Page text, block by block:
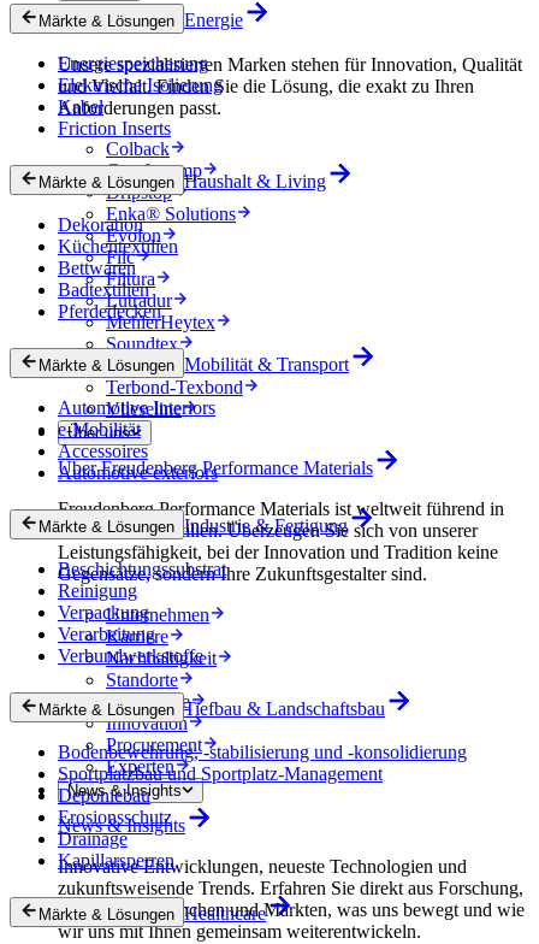
Marken
Unsere spezialisierten Marken stehen für Innovation, Qualität
und Vielfalt. Finden Sie die Lösung, die exakt zu Ihren
Anforderungen passt.
Colback
Comfortemp
Dripstop
Enka® Solutions
Evolon
Filc
Filtura
Lutradur
MehlerHeytex
Soundtex
Tacnera
Terbond-Texbond
Vlieseline
Über uns
Über Freudenberg Performance Materials
Freudenberg Performance Materials ist weltweit führend in
technischen Textilien. Überzeugen Sie sich von unserer
Leistungsfähigkeit, bei der Innovation und Tradition keine
Gegensätze, sondern Ihre Zukunftsgestalter sind.
Unternehmen
Karriere
Nachhaltigkeit
Standorte
Geschichte
Innovation
Procurement
Experten
News & Insights
News & Insights
Innovative Entwicklungen, neueste Technologien und
zukunftsweisende Trends. Erfahren Sie direkt aus Forschung,
Produktion, Branchen und Märkten, was uns bewegt und wie
wir uns mit Ihnen gemeinsam weiterentwickeln.
Märkte & Lösungen Energie
Energiespeicherung
Elektrische Isolierung
Kabel
Friction Inserts
Märkte & Lösungen Haushalt & Living
Dekoration
Küchentextilien
Bettwaren
Badtextilien
Pferdedecken
Märkte & Lösungen Mobilität & Transport
Automotive Interiors
e-Mobilität
Accessoires
Automotive exteriors
Märkte & Lösungen Industrie & Fertigung
Beschichtungssubstrat
Reinigung
Verpackung
Verarbeitung
Verbundwerkstoffe
Märkte & Lösungen Tiefbau & Landschaftsbau
Bodenbewehrung, -stabilisierung und -konsolidierung
Sportplatzbau und Sportplatz-Management
Deponiebau
Erosionsschutz
Drainage
Kapillarsperren
Märkte & Lösungen Healthcare